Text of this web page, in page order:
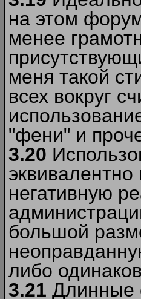
на этом
менее
меня такой
всех вокруг
"фени" и
3.20
негативную
большой
либо
3.21 Длинные